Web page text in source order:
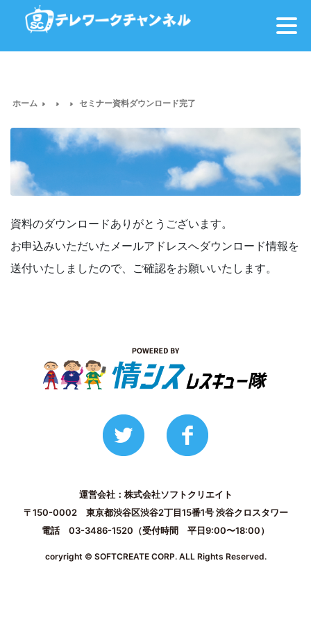
ホーム セミナー資料ダウンロード完了
資料のダウンロードありがとうございます。
お申込みいただいたメールアドレスへダウンロード情報を
送付いたしましたので、ご確認をお願いいたします。
運営会社：株式会社ソフトクリエイト
〒150-0002 東京都渋谷区渋谷2丁目15番1号 渋谷クロスタワー
電話 03-3486-1520（受付時間 平日9:00〜18:00）
coryright ©︎ SOFTCREATE CORP. ALL Rights Reserved.